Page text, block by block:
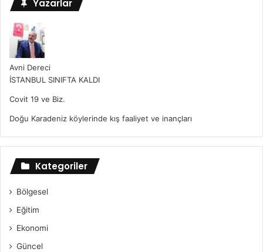
Yazarlar
Avni Dereci
İSTANBUL SINIFTA KALDI
Covit 19 ve Biz.
Doğu Karadeniz köylerinde kış faaliyet ve inançları
Kategoriler
Bölgesel
Eğitim
Ekonomi
Güncel